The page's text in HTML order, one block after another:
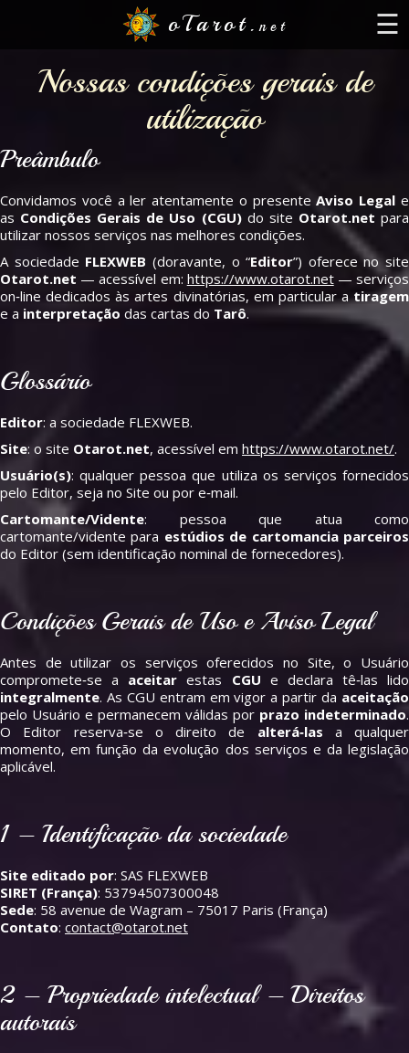
Tarot online
Baralho Cigano
Tarot Oraculo
oTarot.net ☰
Nossas condições gerais de
utilização
Preâmbulo
Convidamos você a ler atentamente o presenteAviso Legal e
as Condições Gerais de Uso (CGU)do site Otarot.net para
utilizar nossos serviços nas melhores condições.
A sociedade FLEXWEB (doravante, o “Editor”) oferece no site
Otarot.net — acessível em: https://www.otarot.net— serviços
on‑line dedicados às artes divinatórias, em particular atiragem
e a interpretação das cartas do Tarô.
Glossário
Editor: a sociedade FLEXWEB.
Site: o site Otarot.net, acessível em https://www.otarot.net/.
Usuário(s): qualquer pessoa que utiliza os serviços fornecidos
pelo Editor, seja no Site ou por e‑mail.
Cartomante/Vidente: pessoa que atua como
cartomante/vidente para estúdios de cartomancia parceiros
do Editor (sem identificação nominal de fornecedores).
Condições Gerais de Uso e Aviso Legal
Antes de utilizar os serviços oferecidos no Site, o Usuário
compromete‑se a aceitar estas CGU e declara tê‑las lido
integralmente. As CGU entram em vigor a partir da aceitação
pelo Usuário e permanecem válidas por prazo indeterminado.
O Editor reserva‑se o direito de alterá‑las a qualquer
momento, em função da evolução dos serviços e da legislação
aplicável.
1 – Identificação da sociedade
Site editado por: SAS FLEXWEB
SIRET (França): 53794507300048
Sede: 58 avenue de Wagram – 75017 Paris (França)
Contato: contact@otarot.net
2 – Propriedade intelectual – Direitos
autorais